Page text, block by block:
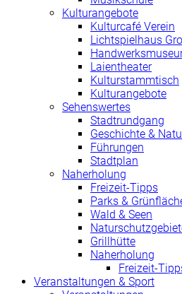
Kulturangebote
Kulturcafé Verein
Lichtspielhaus
Laientheater
Kulturstammtisch
Kulturangebote
Sehenswertes
Stadtrundgang
Geschichte &
Führungen
Stadtplan
Naherholung
Freizeit-Tipps
Parks &
Wald & Seen
Grillhütte
Naherholung
Freizeit-
Veranstaltungen & Sport